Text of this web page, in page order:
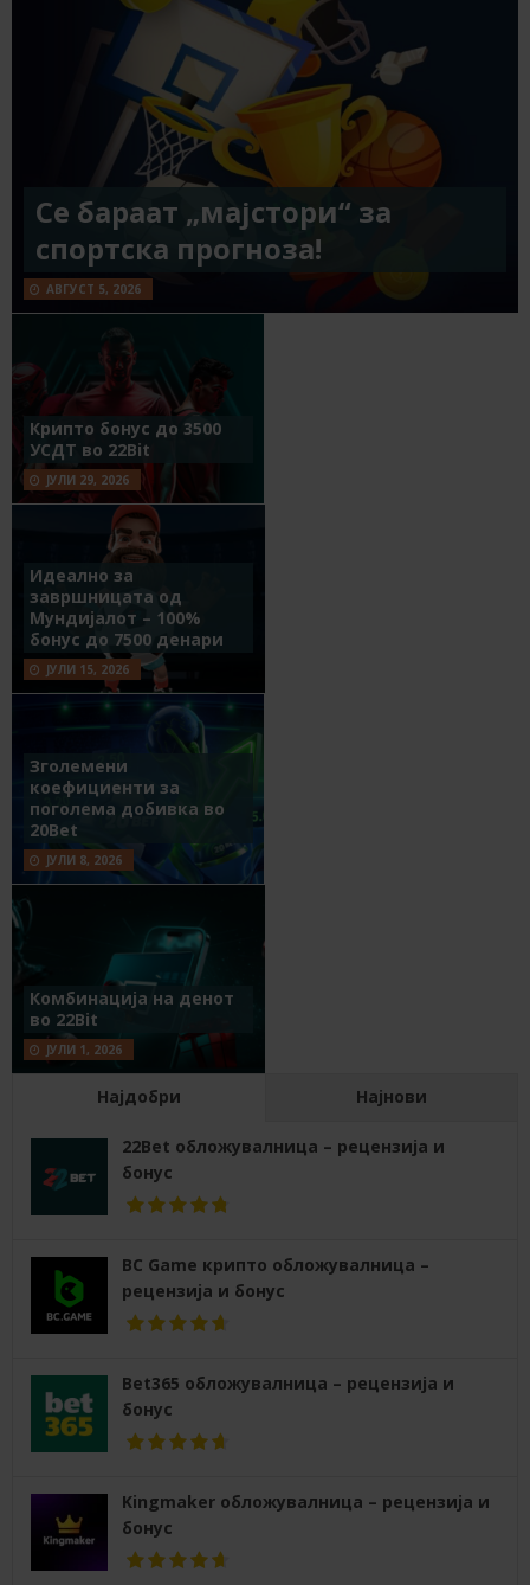
Се бараат „мајстори“ за
спортска прогноза!
АВГУСТ 5, 2026
Крипто бонус до 3500
УСДТ во 22Bit
ЈУЛИ 29, 2026
Идеално за
завршницата од
Мундијалот – 100%
бонус до 7500 денари
ЈУЛИ 15, 2026
Зголемени
коефициенти за
поголема добивка во
20Bet
ЈУЛИ 8, 2026
Комбинација на денот
во 22Bit
ЈУЛИ 1, 2026
Најдобри Најнови
22Bet обложувалница – рецензија и
бонус
BC Game крипто обложувалница –
рецензија и бонус
Bet365 обложувалница – рецензија и
бонус
Kingmaker обложувалница – рецензија и
бонус